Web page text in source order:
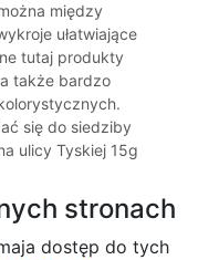
między
ułatwiające
tutaj produkty
także bardzo
się do siedziby
ulicy Tyskiej 15g
stronach
dostęp do tych